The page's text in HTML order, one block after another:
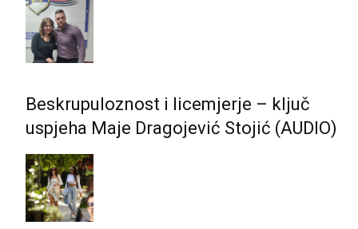
Beskrupuloznost i licemjerje – ključ
uspjeha Maje Dragojević Stojić (AUDIO)